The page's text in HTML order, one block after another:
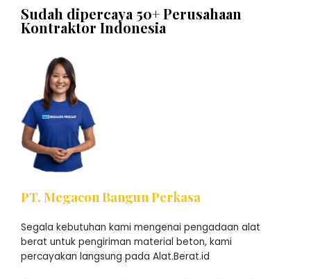
Sudah dipercaya 50+ Perusahaan
Kontraktor Indonesia
PT. Megacon Bangun Perkasa
Segala kebutuhan kami mengenai pengadaan alat
berat untuk pengiriman material beton, kami
percayakan langsung pada Alat.Berat.id